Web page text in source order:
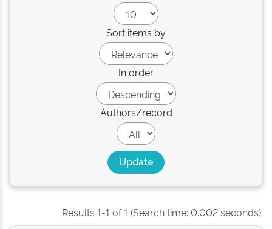
Sort items by
In order
Authors/record
Results 1-1 of 1 (Search time: 0.002 seconds).